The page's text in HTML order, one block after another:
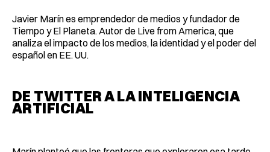
Javier Marín es emprendedor de medios y fundador de
Tiempo y El Planeta. Autor de Live from America, que
analiza el impacto de los medios, la identidad y el poder del
español en EE. UU.
DE TWITTER A LA INTELIGENCIA
ARTIFICIAL